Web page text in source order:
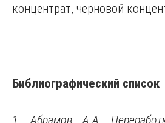
концентрат, черновой
Библиографический список